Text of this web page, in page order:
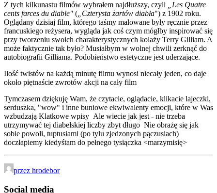
Z tych kilkunastu filmów wybrałem najdłuższy, czyli
„Les Quatre
cents farces du diable" ( „Czterysta żartów diabła") z 1902 roku.
Oglądany dzisiaj film, którego taśmy malowane były ręcznie przez
francuskiego reżysera, wygląda jak coś czym mógłby inspirować się
przy tworzeniu swoich charakterystycznych kolaży Terry Gilliam. A
może faktycznie tak było? Musiałbym w wolnej chwili zerknąć do
autobiografii Gilliama. Podobieństwo estetyczne jest uderzające.
Ilość twistów na każdą minutę filmu wynosi niecały jeden, co daje
około piętnaście zwrotów akcji na cały film
Tymczasem dziękuję Wam, że czytacie, oglądacie, klikacie lajeczki,
serduszka, "wow" i inne buniowe ekwiwalenty emocji, które w Was
wzbudzają Klatkowe wpisy Ale wiecie jak jest - nie trzeba
utrzymywać tej diabelskiej liczby zbyt długo Nie obrażę się jak
sobie powoli, tuptusiami (po tylu zjedzonych pączusiach)
doczłapiemy kiedyśtam do pełnego tysiączka <marzymisię>
przez hrodebor
Social media